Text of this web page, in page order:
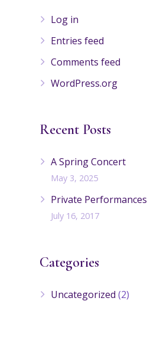
Log in
Entries feed
Comments feed
WordPress.org
Recent Posts
A Spring Concert
May 3, 2025
Private Performances
July 16, 2017
Categories
Uncategorized (2)